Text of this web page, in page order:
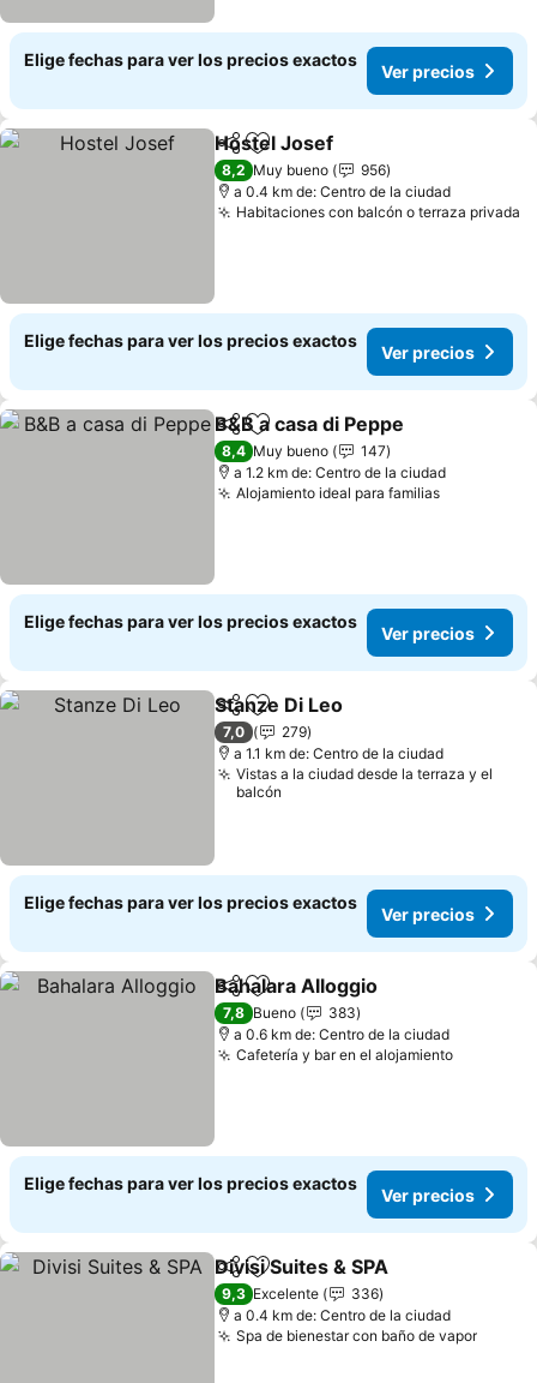
Elige fechas para ver los precios exactos
Ver precios
CompartirAgregar a favoritos
Hostel Josef
8,2 Muy bueno
956
a 0.4 km de: Centro de la ciudad
Habitaciones con balcón o terraza privada
Elige fechas para ver los precios exactos
Ver precios
CompartirAgregar a favoritos
B&B a casa di Peppe
8,4 Muy bueno
147
a 1.2 km de: Centro de la ciudad
Alojamiento ideal para familias
Elige fechas para ver los precios exactos
Ver precios
CompartirAgregar a favoritos
Stanze Di Leo
7,0
279
a 1.1 km de: Centro de la ciudad
Vistas a la ciudad desde la terraza y el
balcón
Elige fechas para ver los precios exactos
Ver precios
CompartirAgregar a favoritos
Bahalara Alloggio
7,8 Bueno
383
a 0.6 km de: Centro de la ciudad
Cafetería y bar en el alojamiento
Elige fechas para ver los precios exactos
Ver precios
CompartirAgregar a favoritos
Divisi Suites & SPA
9,3 Excelente
336
a 0.4 km de: Centro de la ciudad
Spa de bienestar con baño de vapor